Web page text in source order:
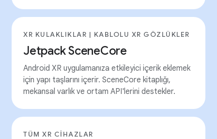
XR KULAKLIKLAR | KABLOLU XR GÖZLÜKLER
Jetpack SceneCore
Android XR uygulamanıza etkileyici içerik eklemek
için yapı taşlarını içerir. SceneCore kitaplığı,
mekansal varlık ve ortam API'lerini destekler.
TÜM XR CIHAZLAR